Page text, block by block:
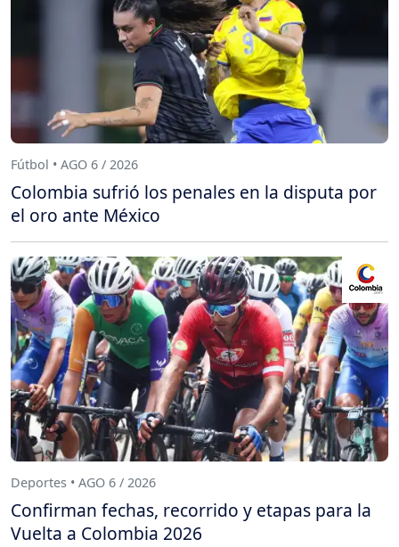
Fútbol • AGO 6 / 2026
Colombia sufrió los penales en la disputa por
el oro ante México
Deportes • AGO 6 / 2026
Confirman fechas, recorrido y etapas para la
Vuelta a Colombia 2026